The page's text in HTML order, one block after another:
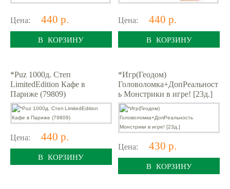
Цена: 440 р.
В КОРЗИНУ
Цена: 440 р.
В КОРЗИНУ
*Puz 1000д. Степ
LimitedEdition Кафе в
Париже (79809)
Цена: 440 р.
В КОРЗИНУ
*Игр(Геодом)
Головоломка+ДопРеальност
ь Монстрики в игре! [23д.]
Цена: 430 р.
В КОРЗИНУ